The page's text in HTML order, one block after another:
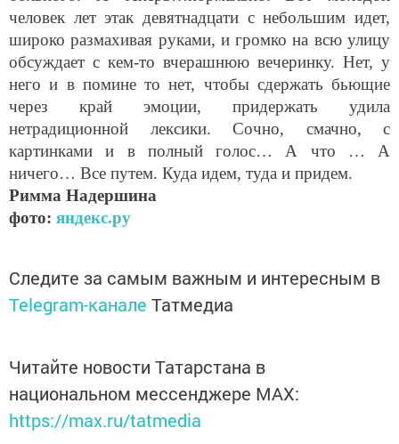
человек лет этак девятнадцати с небольшим идет,
широко размахивая руками, и громко на всю улицу
обсуждает с кем-то вчерашнюю вечеринку. Нет, у
него и в помине то нет, чтобы сдержать бьющие
через край эмоции, придержать удила
нетрадиционной лексики. Сочно, смачно, с
картинками и в полный голос… А что … А
ничего… Все путем. Куда идем, туда и придем.
Римма Надершина
фото: яндекс.ру
Следите за самым важным и интересным в
Telegram-канале Татмедиа
Читайте новости Татарстана в
национальном мессенджере MАХ:
https://max.ru/tatmedia